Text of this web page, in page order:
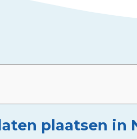
plaatsen in